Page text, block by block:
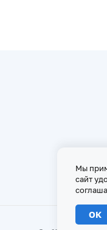
Мы
сайт
ОК